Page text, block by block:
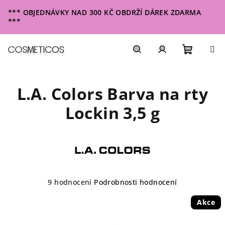
na
obsah
*** OBJEDNÁVKY NAD 300 KČ OBDRŽÍ DÁREK ZDARMA
***
košík
L.A. Colors Barva na rty
Lockin 3,5 g
Průměrné
9 hodnocení Podrobnosti hodnocení
Akce